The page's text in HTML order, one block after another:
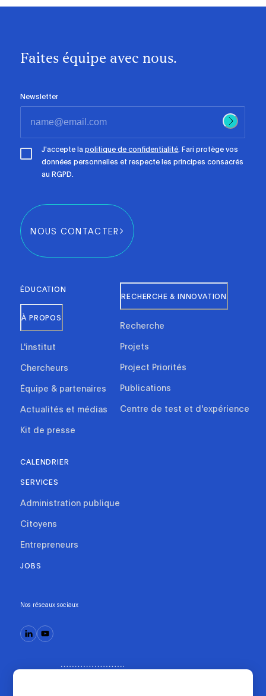
Faites équipe avec nous.
Newsletter
J'accepte lapolitique de confidentialité. Fari protège vos
données personnelles et respecte les principes consacrés
au RGPD.
NOUS CONTACTER
ÉDUCATION
À PROPOS
L'institut
Chercheurs
Équipe & partenaires
Actualités et médias
Kit de presse
RECHERCHE & INNOVATION
Recherche
Projets
Project Priorités
Publications
Centre de test et d'expérience
CALENDRIER
SERVICES
Administration publique
Citoyens
Entrepreneurs
JOBS
Nos réseaux sociaux